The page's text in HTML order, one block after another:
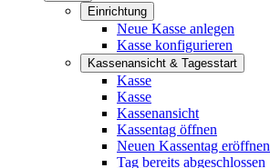
Einrichtung
Neue Kasse anlegen
Kasse konfigurieren
Kassenansicht & Tagesstart
Kasse
Kasse
Kassenansicht
Kassentag öffnen
Neuen Kassentag eröffnen
Tag bereits abgeschlossen